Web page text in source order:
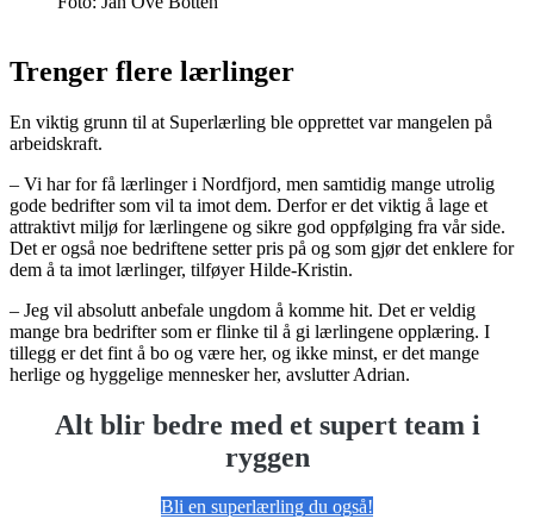
Trenger flere lærlinger
En viktig grunn til at Superlærling ble opprettet var mangelen på
arbeidskraft.
– Vi har for få lærlinger i Nordfjord, men samtidig mange utrolig
gode bedrifter som vil ta imot dem. Derfor er det viktig å lage et
attraktivt miljø for lærlingene og sikre god oppfølging fra vår side.
Det er også noe bedriftene setter pris på og som gjør det enklere for
dem å ta imot lærlinger, tilføyer Hilde-Kristin.
– Jeg vil absolutt anbefale ungdom å komme hit. Det er veldig
mange bra bedrifter som er flinke til å gi lærlingene opplæring. I
tillegg er det fint å bo og være her, og ikke minst, er det mange
herlige og hyggelige mennesker her, avslutter Adrian.
Alt blir bedre med et supert team i
ryggen
Bli en superlærling du også!